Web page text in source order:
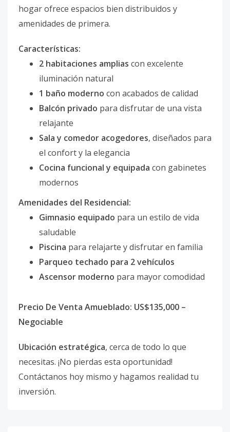
hogar ofrece espacios bien distribuidos y
amenidades de primera.
Características:
2 habitaciones amplias con excelente
iluminación natural
1 baño moderno con acabados de calidad
Balcón privado para disfrutar de una vista
relajante
Sala y comedor acogedores, diseñados para
el confort y la elegancia
Cocina funcional y equipada con gabinetes
modernos
Amenidades del Residencial:
Gimnasio equipado para un estilo de vida
saludable
Piscina para relajarte y disfrutar en familia
Parqueo techado para 2 vehículos
Ascensor moderno para mayor comodidad
Precio De Venta Amueblado: US$135,000 –
Negociable
Ubicación estratégica, cerca de todo lo que
necesitas. ¡No pierdas esta oportunidad!
Contáctanos hoy mismo y hagamos realidad tu
inversión.